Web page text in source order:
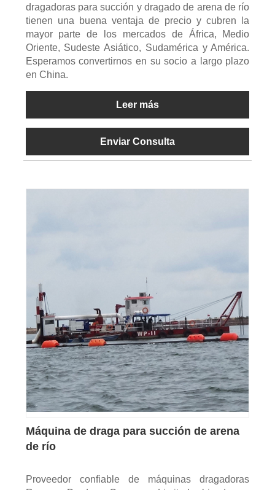
dragadoras para succión y dragado de arena de río
tienen una buena ventaja de precio y cubren la
mayor parte de los mercados de África, Medio
Oriente, Sudeste Asiático, Sudamérica y América.
Esperamos convertirnos en su socio a largo plazo
en China.
Leer más
Enviar Consulta
Máquina de draga para succión de arena
de río
Proveedor confiable de máquinas dragadoras